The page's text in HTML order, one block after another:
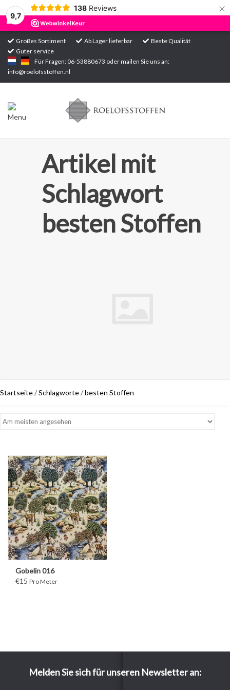
9,7
138 Reviews ×
Großes Sortiment Ab Lager lieferbar
Beste Qualität
Guter service
Für Fragen: 06-53880673 oder mailen Sie uns an:
info@roelofsstoffen.nl
Startseite
Sortiment
Artikel mit
Schlagwort
besten Stoffen
Startseite/Schlagworte/besten Stoffen
Gobelin 016
€15 Pro Meter
Melden Sie sich für unseren Newsletter an: